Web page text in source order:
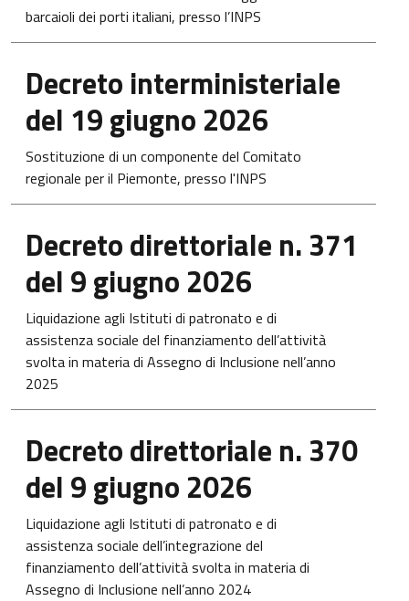
barcaioli dei porti italiani, presso l’INPS
Decreto interministeriale
del 19 giugno 2026
Sostituzione di un componente del Comitato
regionale per il Piemonte, presso l'INPS
Decreto direttoriale n. 371
del 9 giugno 2026
Liquidazione agli Istituti di patronato e di
assistenza sociale del finanziamento dell’attività
svolta in materia di Assegno di Inclusione nell’anno
2025
Decreto direttoriale n. 370
del 9 giugno 2026
Liquidazione agli Istituti di patronato e di
assistenza sociale dell’integrazione del
finanziamento dell’attività svolta in materia di
Assegno di Inclusione nell’anno 2024